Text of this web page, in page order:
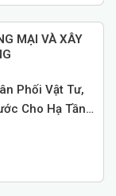
MẠI VÀ XÂY
Phối Vật Tư,
Cho Hạ Tầng